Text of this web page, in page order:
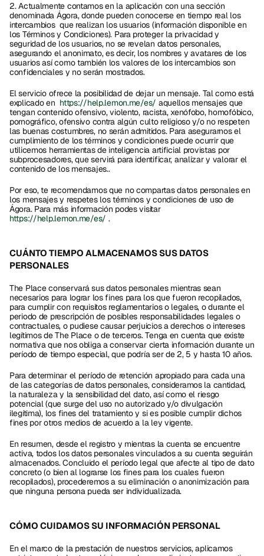
2. Actualmente contamos en la aplicación con una sección
denominada Ágora, donde pueden conocerse en tiempo real los
intercambios  que realizan los usuarios (información disponible en
los Términos y Condiciones). Para proteger la privacidad y
seguridad de los usuarios, no se revelan datos personales,
asegurando el anonimato, es decir, los nombres y avatares de los
usuarios así como también los valores de los intercambios son
confidenciales y no serán mostrados.
El servicio ofrece la posibilidad de dejar un mensaje. Tal como está
explicado en https://help.lemon.me/es/ aquellos mensajes que
tengan contenido ofensivo, violento, racista, xenófobo, homofóbico,
pornográfico, ofensivo contra algún culto religioso y/o no respeten
las buenas costumbres, no serán admitidos. Para asegurarnos el
cumplimiento de los términos y condiciones puede ocurrir que
utilicemos herramientas de inteligencia artificial provistas por
subprocesadores, que servirá para identificar, analizar y valorar el
contenido de los mensajes..
Por eso, te recomendamos que no compartas datos personales en
los mensajes y respetes los términos y condiciones de uso de
Ágora. Para más información podes visitar
https://help.lemon.me/es/ .
CUÁNTO TIEMPO ALMACENAMOS SUS DATOS
PERSONALES
The Place conservará sus datos personales mientras sean
necesarios para lograr los fines para los que fueron recopilados,
para cumplir con requisitos reglamentarios o legales, o durante el
periodo de prescripción de posibles responsabilidades legales o
contractuales, o pudiese causar perjuicios a derechos o intereses
legítimos de The Place o de terceros. Tenga en cuenta que existe
normativa que nos obliga a conservar cierta información durante un
período de tiempo especial, que podría ser de 2, 5 y hasta 10 años.
Para determinar el período de retención apropiado para cada una
de las categorías de datos personales, consideramos la cantidad,
la naturaleza y la sensibilidad del dato, así como el riesgo
potencial (que surge del uso no autorizado y/o divulgación
ilegítima), los fines del tratamiento y si es posible cumplir dichos
fines por otros medios de acuerdo a la ley vigente.
En resumen, desde el registro y mientras la cuenta se encuentre
activa, todos los datos personales vinculados a su cuenta seguirán
almacenados. Concluido el período legal que afecte al tipo de dato
concreto (o bien al lograrse los fines para los cuales fueron
recopilados), procederemos a su eliminación o anonimización para
que ninguna persona pueda ser individualizada.
CÓMO CUIDAMOS SU INFORMACIÓN PERSONAL
En el marco de la prestación de nuestros servicios, aplicamos